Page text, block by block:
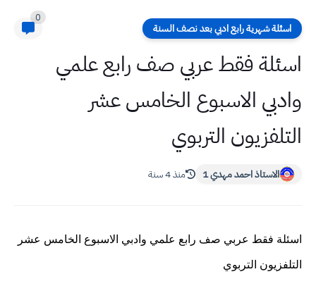
اسئلة شهرية رابع ادبي بعد نصف السنة
0
اسئلة فقط عربي صف رابع علمي
وادبي الاسبوع الخامس عشر
التلفزيون التربوي
الاستاذ احمد مهدي 1 منذ 4 سنة
اسئلة فقط عربي صف رابع علمي وادبي الاسبوع الخامس عشر
التلفزيون التربوي